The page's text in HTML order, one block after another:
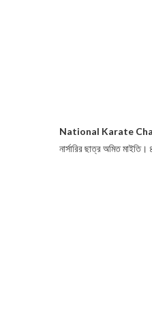
National Karate
নার্সারির ছাত্র অমিত